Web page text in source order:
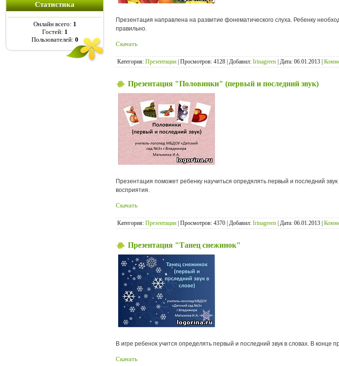
Статистика
Онлайн всего: 1
Гостей: 1
Пользователей: 0
Презентация направлена на развитие фонематического слуха. Ребенку
правильно.
Скачать
Категория: Презентации | Просмотров: 4128 | Добавил: Irinagreen | Дата: 06.01.2013
Презентация "Половинки" (первый и последний звук)
Презентация поможет ребенку научиться опредялять первый и последний
восприятия.
Скачать
Категория: Презентации | Просмотров: 4370 | Добавил: Irinagreen | Дата: 06.01.2013
Презентация "Танец снежинок"
В игре ребенок учится определять первый и последний звук в словах. В конце
Скачать